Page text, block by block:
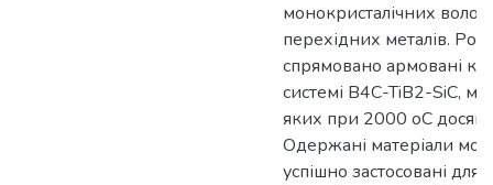
монокристалічних
перехідних металів.
спрямовано армовані
системі B4C-TiB2-SiC,
яких при 2000 оС
Одержані матеріали
успішно застосовані для